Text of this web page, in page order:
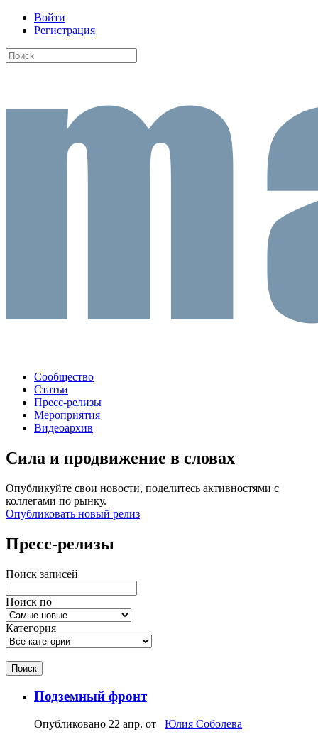
Войти
Регистрация
Сообщество
Статьи
Пресс-релизы
Мероприятия
Видеоархив
Сила и продвижение в словах
Опубликуйте свои новости, поделитесь активностями с
коллегами по рынку.
Опубликовать новый релиз
Пресс-релизы
Поиск записей
Поиск по
Категория
Поиск
Подземный фронт
Опубликовано 22 апр. от Юлия Соболева